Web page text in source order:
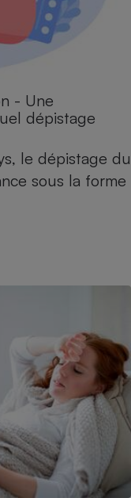
- Une
dépistage
le dépistage du
sous la forme